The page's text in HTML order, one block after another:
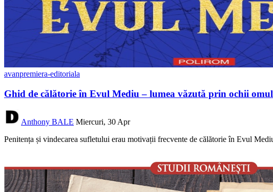
avanpremiera-editoriala
Ghid de călătorie în Evul Mediu – lumea văzută prin ochii
Anthony BALE Miercuri, 30 Apr
Penitența și vindecarea sufletului erau motivații frecvente de călătorie în Evul